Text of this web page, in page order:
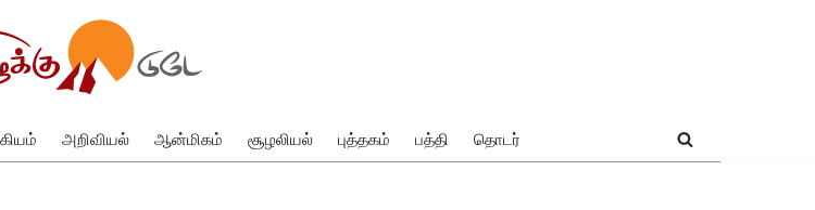
அறிவியல் ஆன்மிகம் சூழலியல் புத்தகம் பத்தி தொடர்